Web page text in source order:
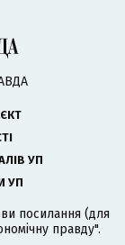
УП
УП
посилання (для
правду".